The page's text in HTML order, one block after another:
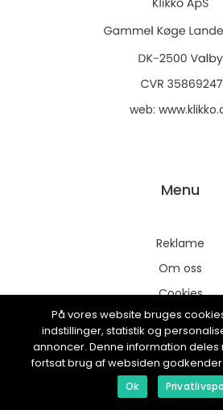
web:
Menu
Reklame
Om oss
Cookies
Kontakt Oss
Sitemap
På vores website bruges
indstillinger, statistik og
annoncer. Denne information
fortsat brug af websiden
Ok